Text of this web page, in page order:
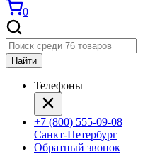
0
Найти
Телефоны
+7 (800) 555-09-08
Санкт-Петербург
Обратный звонок